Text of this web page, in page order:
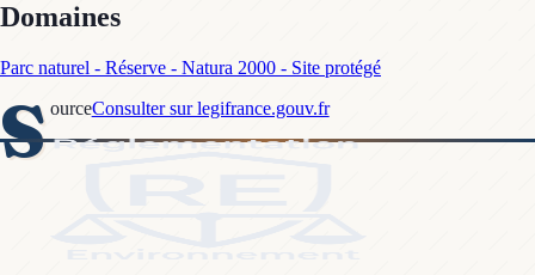
Domaines
Parc naturel - Réserve - Natura 2000 - Site protégé
S ourceConsulter sur legifrance.gouv.fr